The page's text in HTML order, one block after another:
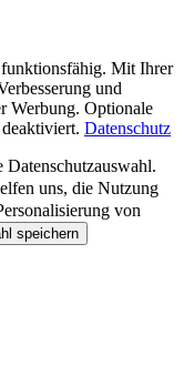
Mit Ihrer
und
Werbung. Optionale
Datenschutz
uns, die Nutzung
von
speichern